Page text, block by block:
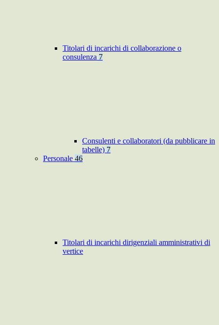
Titolari di incarichi di collaborazione o
consulenza 7
Consulenti e collaboratori (da pubblicare in
tabelle) 7
Personale 46
Titolari di incarichi dirigenziali amministrativi di
vertice